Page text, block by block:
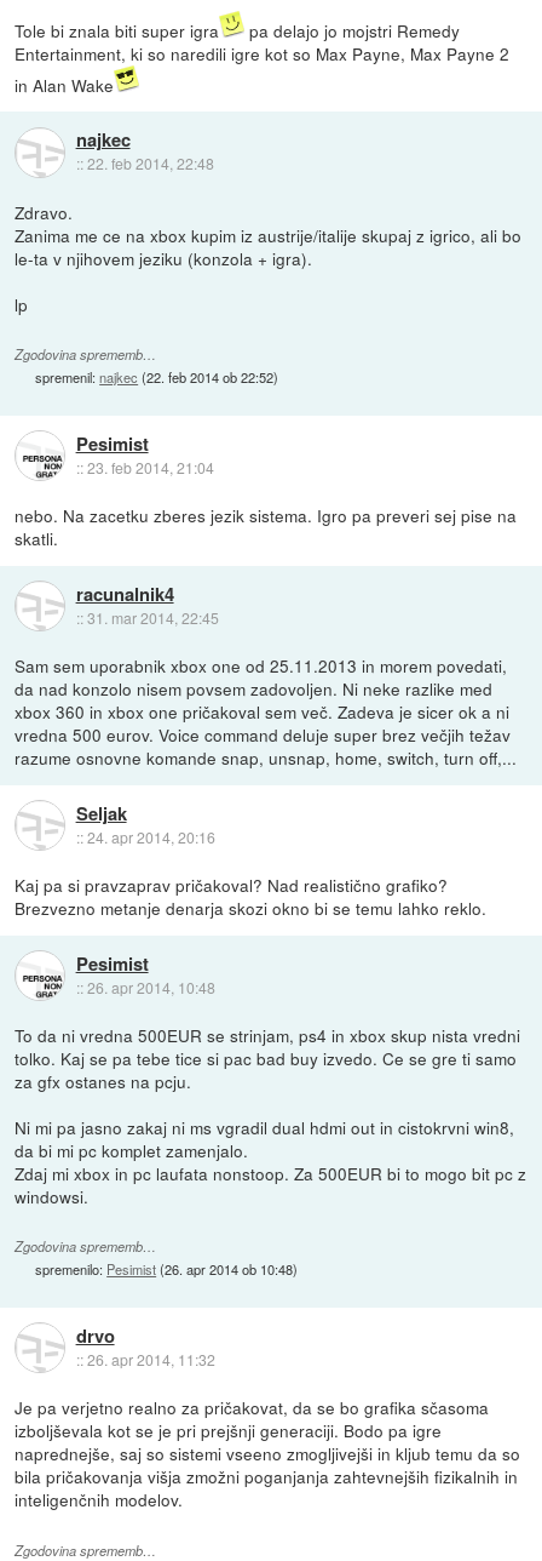
Tole bi znala biti super igra
pa delajo jo mojstri Remedy
Entertainment, ki so naredili igre kot so Max Payne, Max Payne 2
in Alan Wake
najkec
::22. feb 2014, 22:48
Zdravo.
Zanima me ce na xbox kupim iz austrije/italije skupaj z igrico, ali bo
le-ta v njihovem jeziku (konzola + igra).
lp
Zgodovina sprememb…
spremenil:najkec (22. feb 2014 ob 22:52)
Pesimist
::23. feb 2014, 21:04
nebo. Na zacetku zberes jezik sistema. Igro pa preveri sej pise na
skatli.
racunalnik4
::31. mar 2014, 22:45
Sam sem uporabnik xbox one od 25.11.2013 in morem povedati,
da nad konzolo nisem povsem zadovoljen. Ni neke razlike med
xbox 360 in xbox one pričakoval sem več. Zadeva je sicer ok a ni
vredna 500 eurov. Voice command deluje super brez večjih težav
razume osnovne komande snap, unsnap, home, switch, turn off,...
Seljak
::24. apr 2014, 20:16
Kaj pa si pravzaprav pričakoval? Nad realistično grafiko?
Brezvezno metanje denarja skozi okno bi se temu lahko reklo.
Pesimist
::26. apr 2014, 10:48
To da ni vredna 500EUR se strinjam, ps4 in xbox skup nista vredni
tolko. Kaj se pa tebe tice si pac bad buy izvedo. Ce se gre ti samo
za gfx ostanes na pcju.
Ni mi pa jasno zakaj ni ms vgradil dual hdmi out in cistokrvni win8,
da bi mi pc komplet zamenjalo.
Zdaj mi xbox in pc laufata nonstoop. Za 500EUR bi to mogo bit pc z
windowsi.
Zgodovina sprememb…
spremenilo: Pesimist(26. apr 2014 ob 10:48)
drvo
::26. apr 2014, 11:32
Je pa verjetno realno za pričakovat, da se bo grafika sčasoma
izboljševala kot se je pri prejšnji generaciji. Bodo pa igre
naprednejše, saj so sistemi vseeno zmogljivejši in kljub temu da so
bila pričakovanja višja zmožni poganjanja zahtevnejših fizikalnih in
inteligenčnih modelov.
Zgodovina sprememb…